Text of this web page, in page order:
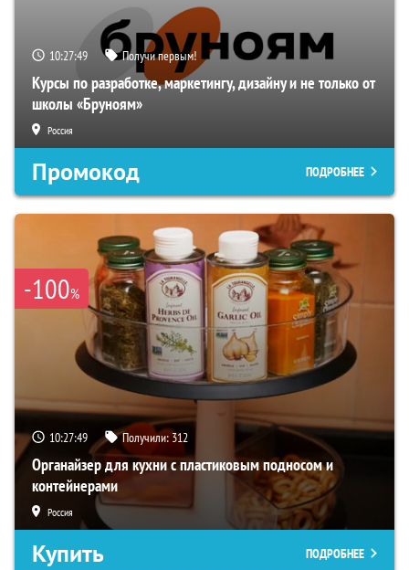
10:27:48 Получи первым!
Курсы по разработке, маркетингу, дизайну и не только от
школы «Бруноям»
Россия
Промокод ПОДРОБНЕЕ
-100%
10:27:48 Получили: 312
Органайзер для кухни с пластиковым подносом и
контейнерами
Россия
Купить ПОДРОБНЕЕ